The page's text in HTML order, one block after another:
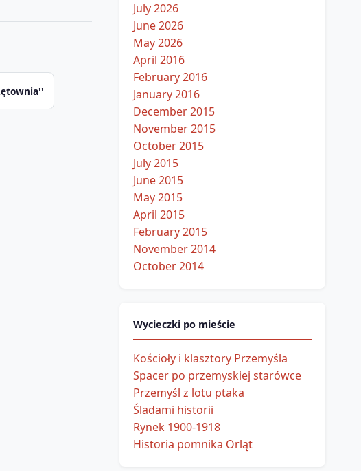
July 2026
June 2026
May 2026
April 2016
February 2016
January 2016
December 2015
November 2015
October 2015
July 2015
June 2015
May 2015
April 2015
February 2015
November 2014
October 2014
Wycieczki po mieście
Kościoły i klasztory Przemyśla
Spacer po przemyskiej starówce
Przemyśl z lotu ptaka
Śladami historii
Rynek 1900-1918
Historia pomnika Orląt